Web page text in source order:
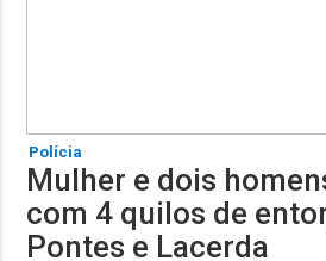
Polícia
Mulher e dois
com 4 quilos de
Pontes e Lacerda